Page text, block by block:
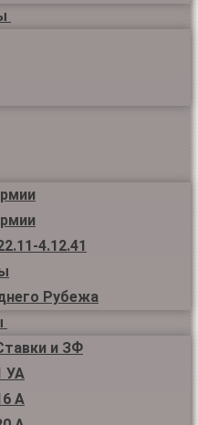
4.12.41
Рубежа
и ЗФ
УА
А